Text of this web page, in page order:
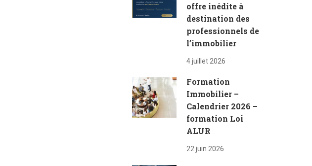
offre inédite à
destination des
professionnels de
l’immobilier
4 juillet 2026
Formation
Immobilier –
Calendrier 2026 –
formation Loi
ALUR
22 juin 2026